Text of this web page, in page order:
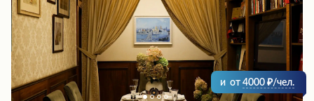
времяпрепровождению в компании близких. Это место
идеально подходит для ценителей высокой кухни и
уюта.
и от 4000 /чел.